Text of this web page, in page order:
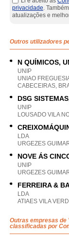
privacidade.
atualizações e
Outros utilizadores
N QUÍMICOS,
UNIP
UNIAO
CABECEIRAS,
DSG
UNIP
LOUSADO VILA
LDA
URGEZES
NOVE ÁS
UNIP
URGEZES
FERREIRA &
LDA
ATIAES VILA
Outras empresas de
classificadas por